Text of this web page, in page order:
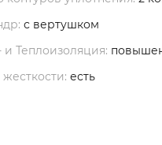
с вертушком
и Теплоизоляция:
есть